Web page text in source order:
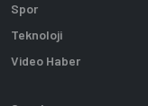
Spor
Teknoloji
Video Haber